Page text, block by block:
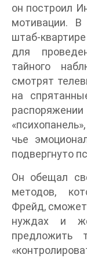
он построил
мотивации. В
штаб-
для
тайного
смотрят
на
чье
подвергнуто
Он обещал
методов,
Фрейд, сможет
нуждах и
предложить